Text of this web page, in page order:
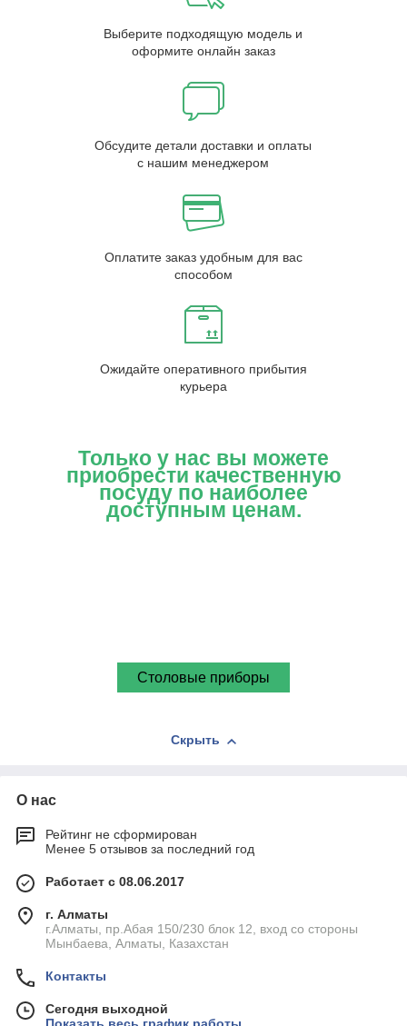
Выберите подходящую модель и
оформите онлайн заказ
Обсудите детали доставки и оплаты
с нашим менеджером
Оплатите заказ удобным для вас
способом
Ожидайте оперативного прибытия
курьера
Только у нас вы можете
приобрести качественную
посуду по наиболее
доступным ценам.
Столовые приборы
Скрыть
О нас
Рейтинг не сформирован
Менее 5 отзывов за последний год
Работает с 08.06.2017
г. Алматы
г.Алматы, пр.Абая 150/230 блок 12, вход со стороны
Мынбаева, Алматы, Казахстан
Контакты
Сегодня выходной